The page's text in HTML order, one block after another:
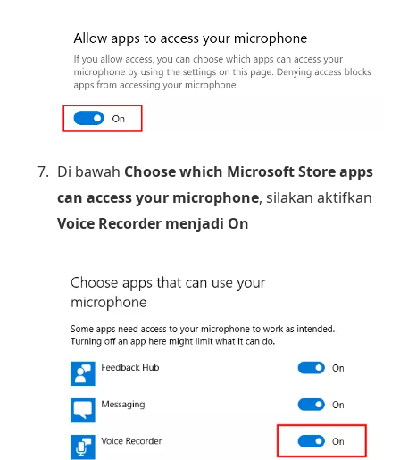
Di bawah Choose which Microsoft Store apps
can access your microphone, silakan aktifkan
Voice Recorder menjadi On